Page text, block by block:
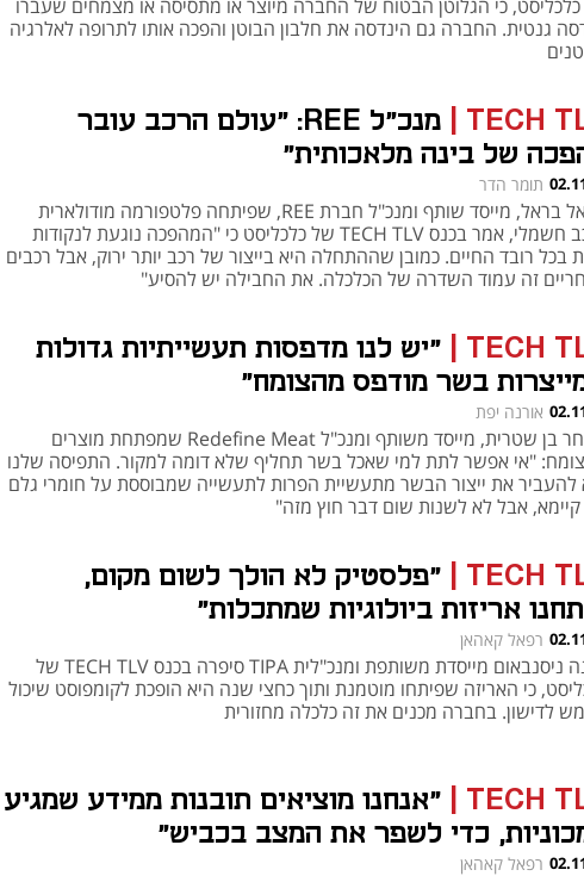
כי הגלוטן הבטוח של החברה מיוצר או מתסיסה או מצמחים שעברו
גנטית. החברה גם הינדסה את חלבון הבוטן והפכה אותו לתרופה לאלרגיה
TECH
מנכ"ל REE: "עולם הרכב עובר
של בינה מלאכותית"
תומר הדר
דניאל בראל, מייסד שותף ומנכ"ל חברת REE, שפיתחה פלטפורמה מודולארית
לרכב חשמלי, אמר בכנס TECH TLV של כלכליסט כי "המהפכה נוגעת לנקודות
בכל רובד החיים. כמובן שההתחלה היא בייצור של רכב יותר ירוק, אבל רכבים
זה עמוד השדרה של הכלכלה. את החבילה יש להסיע"
TECH
"יש לנו מדפסות תעשייתיות גדולות
בשר מודפס מהצומח"
אורנה יפת
אשחר בן שטרית, מייסד משותף ומנכ"ל Redefine Meat שמפתחת מוצרים
"אי אפשר לתת למי שאכל בשר תחליף שלא דומה למקור. התפיסה שלנו
להעביר את ייצור הבשר מתעשיית הפרות לתעשייה שמבוססת על חומרי גלם
קיימא, אבל לא לשנות שום דבר חוץ מזה"
TECH
"פלסטיק לא הולך לשום מקום,
אריזות ביולוגיות שמתכלות"
רפאל קאהאן
דפנה ניסנבאום מייסדת משותפת ומנכ"לית TIPA סיפרה בכנס TECH TLV של
כי האריזה שפיתחו מוטמנת ותוך כחצי שנה היא הופכת לקומפוסט שיכול
לדישון. בחברה מכנים את זה כלכלה מחזורית
TECH
"אנחנו מוציאים תובנות ממידע שמגיע
כדי לשפר את המצב בכביש"
רפאל קאהאן